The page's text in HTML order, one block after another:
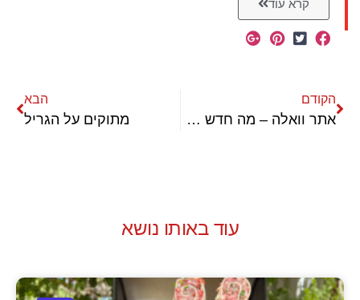
קרא עוד
הקודם
אתר וואלה – מה חדש בעולם המנגלים ?
הבא
מתוקים על הגריל
עוד באותו נושא